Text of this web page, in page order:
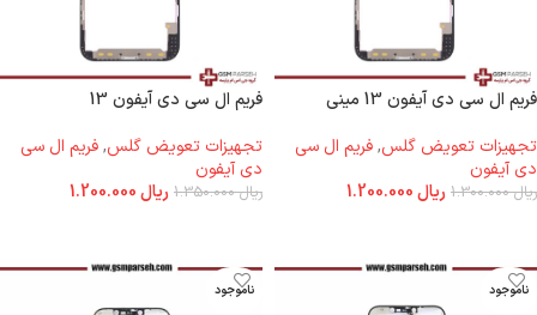
فریم ال سی دی آیفون 13 مینی
تجهیزات تعویض گلس,فریم ال سی
دی آیفون
ریال1.300.000 ریال
فریم ال سی دی آیفون 13
تجهیزات تعویض گلس,فریم ال سی
دی آیفون
ریال1.350.000 ریال
ناموجود ناموجود